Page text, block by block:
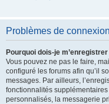
Problèmes de
Pourquoi dois-je m’enregistrer
Vous pouvez ne pas le faire,
configuré les forums afin qu’il
messages. Par ailleurs,
fonctionnalités
personnalisés, la messagerie